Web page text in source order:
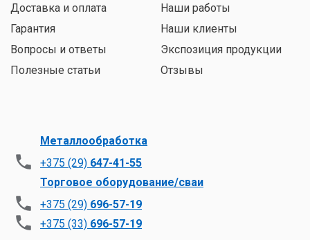
Доставка и оплата
Гарантия
Вопросы и ответы
Полезные статьи
Наши работы
Наши клиенты
Экспозиция продукции
Отзывы
Металлообработка
+375 (29) 647-41-55
Торговое оборудование/сваи
+375 (29) 696-57-19
+375 (33) 696-57-19